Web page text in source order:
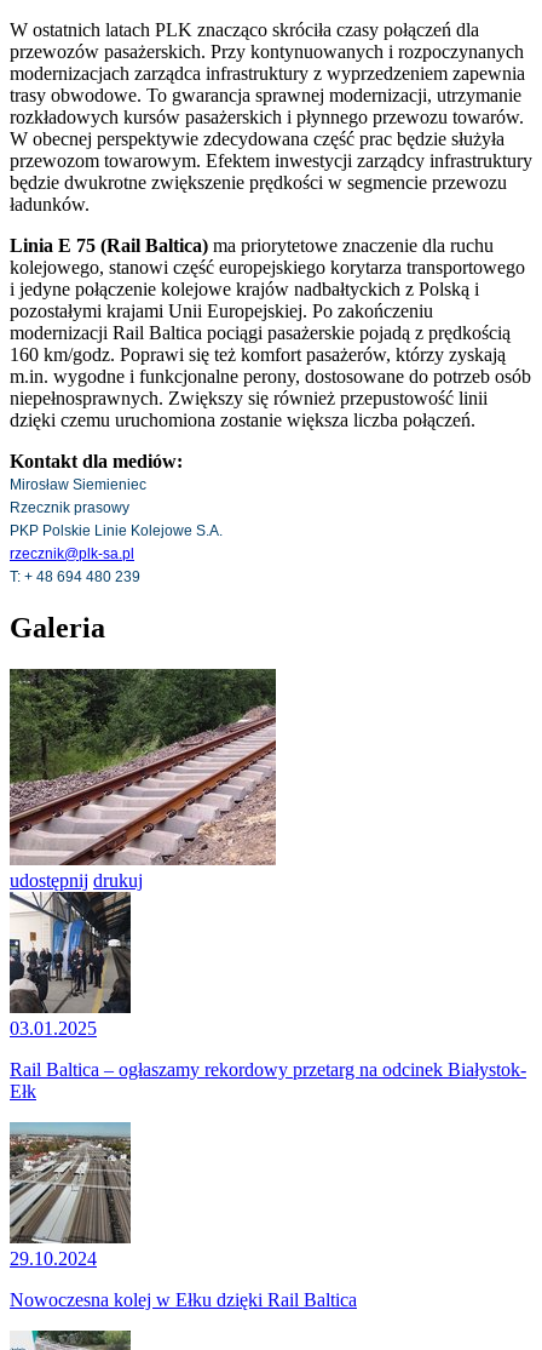
W ostatnich latach PLK znacząco skróciła czasy połączeń dla
przewozów pasażerskich. Przy kontynuowanych i rozpoczynanych
modernizacjach zarządca infrastruktury z wyprzedzeniem zapewnia
trasy obwodowe. To gwarancja sprawnej modernizacji, utrzymanie
rozkładowych kursów pasażerskich i płynnego przewozu towarów.
W obecnej perspektywie zdecydowana część prac będzie służyła
przewozom towarowym. Efektem inwestycji zarządcy infrastruktury
będzie dwukrotne zwiększenie prędkości w segmencie przewozu
ładunków.
Linia E 75 (Rail Baltica) ma priorytetowe znaczenie dla ruchu
kolejowego, stanowi część europejskiego korytarza transportowego
i jedyne połączenie kolejowe krajów nadbałtyckich z Polską i
pozostałymi krajami Unii Europejskiej. Po zakończeniu
modernizacji Rail Baltica pociągi pasażerskie pojadą z prędkością
160 km/godz. Poprawi się też komfort pasażerów, którzy zyskają
m.in. wygodne i funkcjonalne perony, dostosowane do potrzeb osób
niepełnosprawnych. Zwiększy się również przepustowość linii
dzięki czemu uruchomiona zostanie większa liczba połączeń.
Kontakt dla mediów:
Mirosław Siemieniec
Rzecznik prasowy
PKP Polskie Linie Kolejowe S.A.
rzecznik@plk-sa.pl
T: + 48 694 480 239
Galeria
udostępnij drukuj
03.01.2025
Rail Baltica – ogłaszamy rekordowy przetarg na odcinek Białystok-
Ełk
29.10.2024
Nowoczesna kolej w Ełku dzięki Rail Baltica